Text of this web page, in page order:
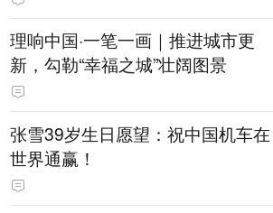
理响中国·一笔一画｜推进城市更
新，勾勒“幸福之城”壮阔图景
张雪39岁生日愿望：祝中国机车在
世界通赢！